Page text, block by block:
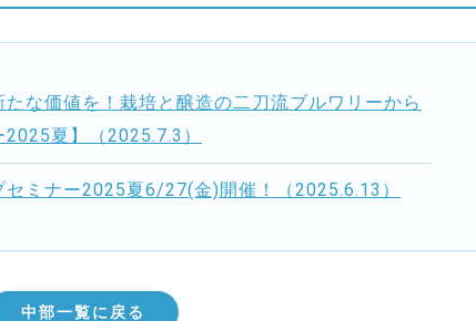
な価値を！栽培と醸造の二刀流ブルワリーから
夏】（2025.7.3）
セミナー2025夏6/27(金)開催！（2025.6.13）
中部一覧に戻る